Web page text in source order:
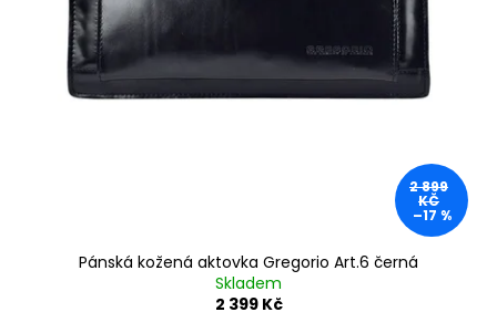
2 899
KČ
–17 %
Pánská kožená aktovka Gregorio Art.6 černá
Skladem
2 399 Kč